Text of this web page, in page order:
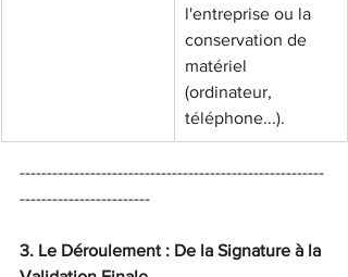
l'entreprise ou la
conservation de
matériel
(ordinateur,
téléphone...).
--------------------------------------------------------
------------------------
3. Le Déroulement : De la Signature à la